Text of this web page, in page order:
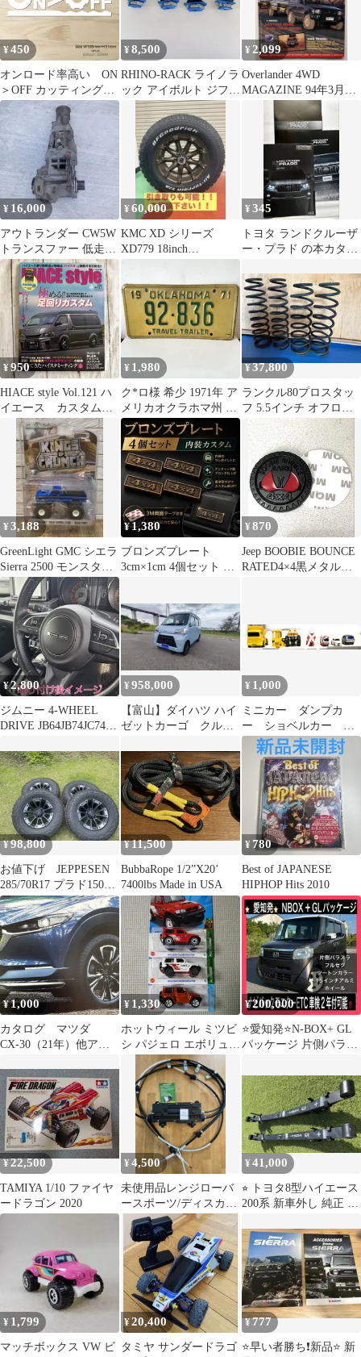
¥450
オンロード率高い ON
＞OFF カッティングス
テッカー 白
¥8,500
RHINO-RACK ライノラ
ック アイボルト ジフロ
ック
¥ 2,099
Overlander 4WD
MAGAZINE 94年3月号
オーストラリア版
¥ 16,000
アウトランダー CW5W
トランスファー 低走行
3.8万km AP6409
¥60,000
KMC XD シリーズ
XD779 18inch
BFGoodrich
¥345
トヨタ ランドクルーザ
ー・プラド の本カタロ
ログ 2020
¥950
HIACE style Vol.121 ハ
イエース カスタム雑
¥ 1,980
ク*ロ様 希少 1971年 ア
メリカオクラホマ州 ナ
ンバープレート トラベ
ルトレ
¥37,800
ランクル80プロスタッ
フ 5.5インチ オフロー
ド
¥3,188
GreenLight GMC シエラ
Sierra 2500 モンスター
トラック
¥1,380
ブロンズプレート
3cm×1cm 4個セット ジ
¥870
Jeep BOOBIE BOUNCE
RATED4×4黒メタルス
¥2,800
ジムニー 4-WHEEL
DRIVE JB64JB74JC74ホ
¥958,000
【富山】ダイハツ ハイ
ゼットカーゴ クルー
4WDの
¥ 1,000
ミニカー ダンプカ
ー ショベルカー
4WD Midnaite Rider
他２台
¥98,800
お値下げ JEPPESEN
285/70R17 プラド150後
期
¥11,500
BubbaRope 1/2”X20’
7400lbs Made in USA
¥ 780
Best of JAPANESE
HIPHOP Hits 2010
¥1,000
カタログ マツダ
CX-30（21年）他アク
ンナップ諸元表
¥ 1,330
ホットウィール ミツビ
シ パジェロ エボリュー
ション Hot Wheels
¥200,000
⭐️愛知発⭐️N-BOX+ GL
パッケージ 片側パラス
¥22,500
TAMIYA 1/10 ファイヤ
ードラゴン 2020
¥4,500
未使用品レンジローバ
ースポーツ/ディスカバ
リー４パーキングブレ
ーキアクチュエータ
¥41,000
⭐︎ トヨタ8型ハイエース
200系 新車外し 純正 リ
¥ 1,799
マッチボックス VW ビ
¥20,400
タミヤ サンダードラゴ
¥777
⭐️早い者勝ち❗️新品⭐️ 新